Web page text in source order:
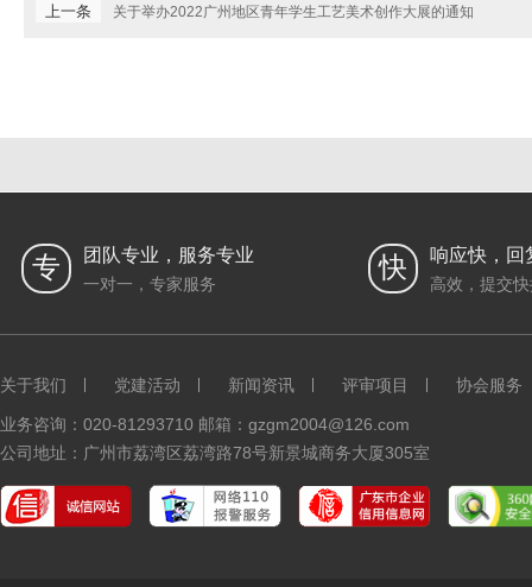
上一条 关于举办2022广州地区青年学生工艺美术创作大展的通知
专 团队专业，服务专业
一对一，专家服务
快 响应快，回
高效，提交
关于我们 党建活动 新闻资讯 评审项目 协会服务
业务咨询：020-81293710 邮箱：gzgm2004@126.com
公司地址：广州市荔湾区荔湾路78号新景城商务大厦305室